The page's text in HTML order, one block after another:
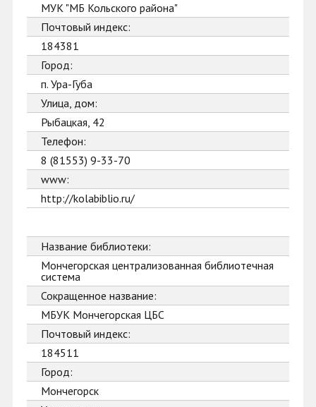
МУК "МБ Кольского района"
Почтовый индекс:
184381
Город:
п. Ура-Губа
Улица, дом:
Рыбацкая, 42
Телефон:
8 (81553) 9-33-70
www:
http://kolabiblio.ru/
Название библиотеки:
Мончегорская централизованная библиотечная
система
Сокращенное название:
МБУК Мончегорская ЦБС
Почтовый индекс:
184511
Город:
Мончегорск